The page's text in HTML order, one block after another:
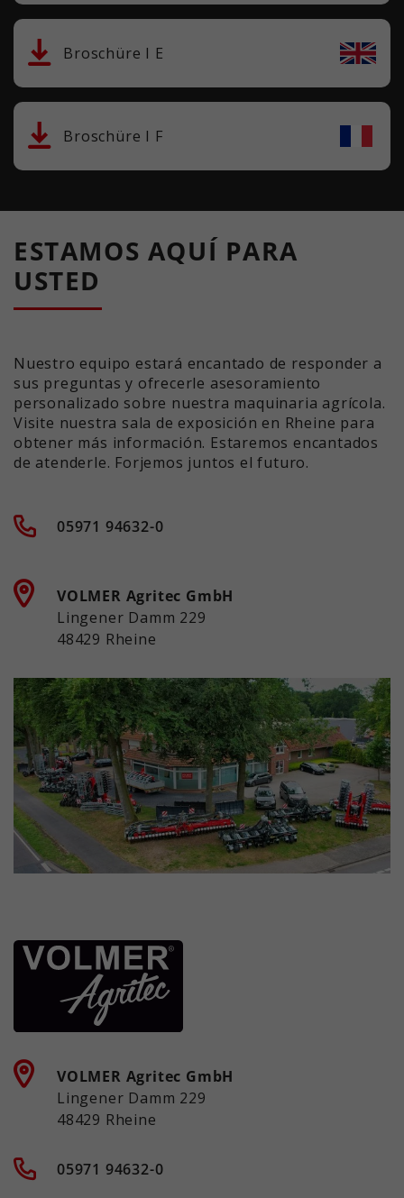
Broschüre I E
Broschüre I F
ESTAMOS AQUÍ PARA
USTED
Nuestro equipo estará encantado de responder a
sus preguntas y ofrecerle asesoramiento
personalizado sobre nuestra maquinaria agrícola.
Visite nuestra sala de exposición en Rheine para
obtener más información. Estaremos encantados
de atenderle. Forjemos juntos el futuro.
05971 94632-0
VOLMER Agritec GmbH
Lingener Damm 229
48429 Rheine
VOLMER Agritec GmbH
Lingener Damm 229
48429 Rheine
05971 94632-0